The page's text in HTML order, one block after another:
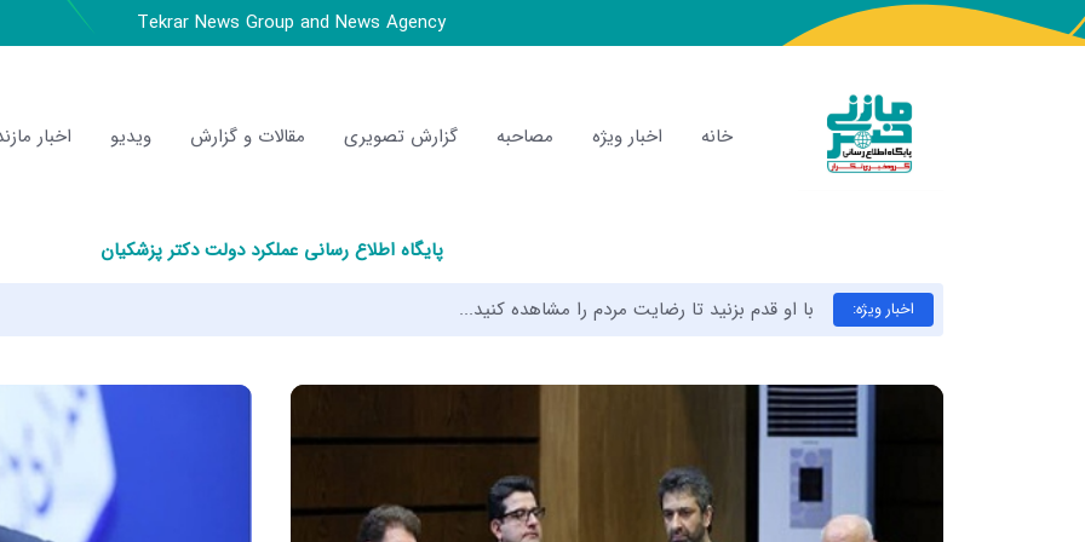
Tekrar News Group and News Agency
خانه اخبار ویژه مصاحبه گزارش تصویری مقالات و گزارش ویدیو اخبار
پایگاه اطلاع رسانی عملکرد دولت دکتر پزشکیان
اخبار ویژه: با او قدم بزنید تا رضایت مردم را مشاهده کنید...